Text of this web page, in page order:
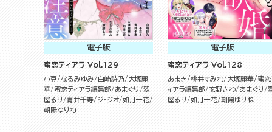
電子版
蜜恋ティアラ Vol.129
小豆 なるみゆみ 白崎詩乃
大塚麗
華
蜜恋ティアラ編集部 あまぐり
翠
屋るり
青井千寿 ジ・ジオ 如月一花
朝陽ゆりね
電子版
蜜恋ティアラ Vol.128
あまき 桃井すみれ 大塚麗華
蜜恋
ィアラ編集部
玄野さわ あまぐり
屋るり
如月一花 朝陽ゆりね